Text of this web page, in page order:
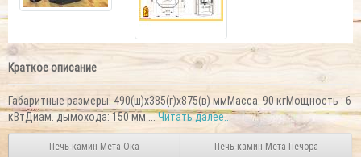
Краткое описание
Габаритные размеры: 490(ш)х385(г)х875(в) ммMacca: 90 кгМощность : 6
кВтДиам. дымохода: 150 мм ...Читать далее...
Печь-камин Мета Ока Печь-камин Мета Печора